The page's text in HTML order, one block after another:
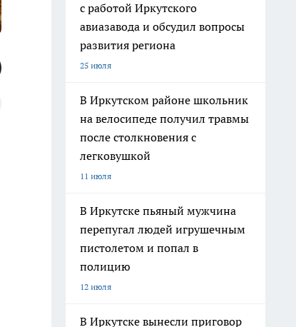
с работой Иркутского
авиазавода и обсудил вопросы
развития региона
25 июля
В Иркутском районе школьник
на велосипеде получил травмы
после столкновения с
легковушкой
11 июля
В Иркутске пьяный мужчина
перепугал людей игрушечным
пистолетом и попал в
полицию
12 июля
В Иркутске вынесли приговор